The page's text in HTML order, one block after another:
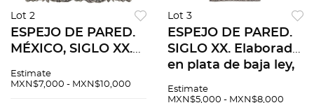
Lot 2
ESPEJO DE PARED.
MÉXICO, SIGLO XX.
camisa de plata,
Estimate
MXN$7,000 - MXN$10,000
Lot 3
ESPEJO DE PARED.
SIGLO XX. Elaborado
en plata de baja ley,
cincelada y repujada
Estimate
MXN$5,000 - MXN$8,000